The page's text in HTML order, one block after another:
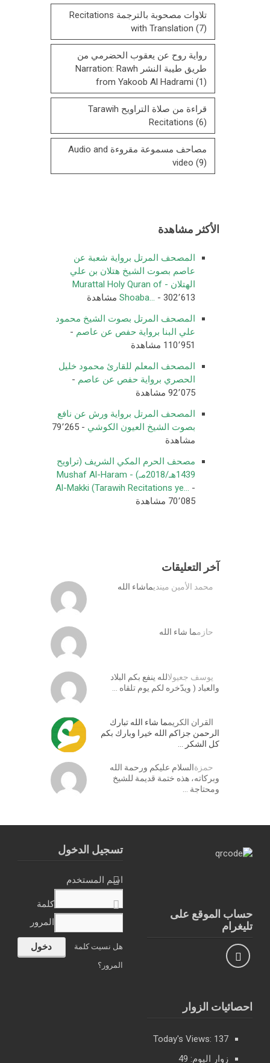
تلاوات مصحوبة بالترجمة Recitations
with Translation (7)
رواية روح عن يعقوب الحضرمي من
طريق طيبة النشر Narration: Rawh
from Yakoob Al Hadrami (1)
قراءة من صلاة التراويح Tarawih
Recitations (6)
مصاحف مسموعة مقروءة Audio and
video (9)
الأكثر مشاهدة
المصحف المرتل برواية شعبة عن
عاصم بصوت الشيخ هتلان بن علي
الهتلان - Murattal Holy Quran of
Shoaba... - 302٬613 مشاهدة
المصحف المرتل بصوت الشيخ محمود
علي البنا برواية حفص عن عاصم -
110٬951 مشاهدة
المصحف المعلم للقارئ محمود خليل
الحصري برواية حفص عن عاصم -
92٬075 مشاهدة
المصحف المرتل برواية ورش عن نافع
بصوت الشيخ العيون الكوشي
- 79٬265
مشاهدة
مصحف الحرم المكي الشريف (تراويح
1439هـ/2018مـ) - Mushaf Al-Haram
Al-Makki (Tarawih Recitations ye... -
70٬085 مشاهدة
آخر التعليقات
محمد الأمين مينديماشاء الله
حازمما شاء الله
يوسف جعيولالله ينفع بكم البلاد
والعباد ( ويدّخره لكم يوم تلقاه …
القران الكريمما شاء الله تبارك
الرحمن جزاكم الله خيرا وبارك بكم
كل الشكر …
حمزةالسلام عليكم ورحمة الله
وبركاته، هذه ختمة قديمة للشيخ
ومحتاجة …
تسجيل الدخول
اسم المستخدم
كلمة
المرور
هل نسيت كلمة
المرور؟
حساب الموقع على
تليغرام
احصائيات الزوار
Today's Views: 137
زوار اليوم: 49